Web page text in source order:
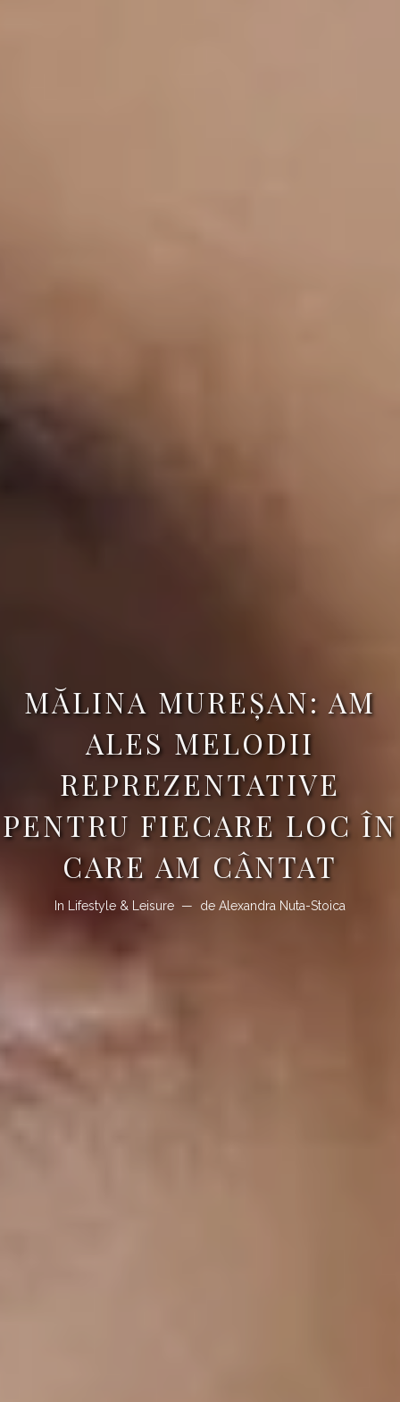
MĂLINA MUREȘAN: AM
ALES MELODII
REPREZENTATIVE
PENTRU FIECARE LOC ÎN
CARE AM CÂNTAT
In Lifestyle & Leisure de Alexandra Nuta-Stoica